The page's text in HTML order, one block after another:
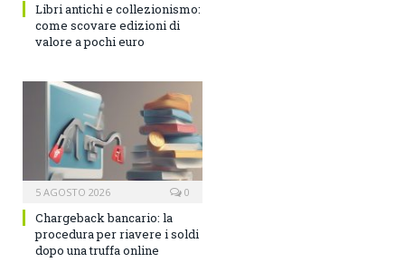
Libri antichi e collezionismo:
come scovare edizioni di
valore a pochi euro
5 AGOSTO 2026 0
Chargeback bancario: la
procedura per riavere i soldi
dopo una truffa online